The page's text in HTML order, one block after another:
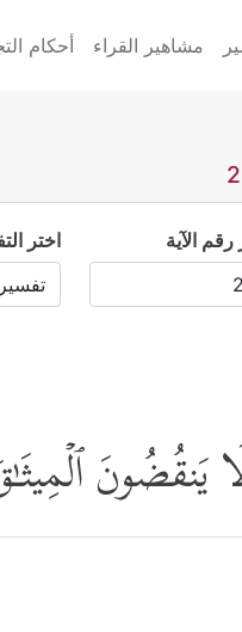
مشاهير القراء أحكام
رقم الآية اختر
یَنقُضُونَ